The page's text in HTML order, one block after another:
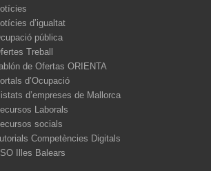
d’igualtat
pública
Treball
de Ofertas ORIENTA
d’Ocupació
d’empreses de Mallorca
Laborals
socials
Competències Digitals
Illes Balears